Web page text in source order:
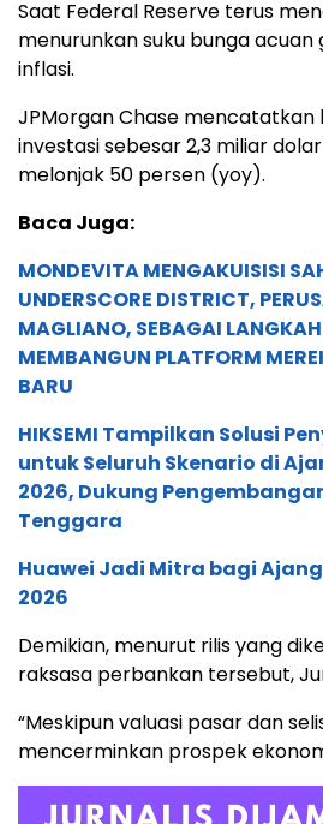
Saat Federal Reserve terus
menurunkan suku bunga
inflasi.
JPMorgan Chase
investasi sebesar 2,3 miliar
melonjak 50 persen (yoy).
Baca Juga:
MONDEVITA MENGAKUISISI
UNDERSCORE DISTRICT,
MAGLIANO, SEBAGAI
MEMBANGUN PLATFORM
BARU
HIKSEMI Tampilkan Solusi
untuk Seluruh Skenario di
2026, Dukung
Tenggara
Huawei Jadi Mitra bagi Ajang
2026
Demikian, menurut rilis yang
raksasa perbankan tersebut,
“Meskipun valuasi pasar dan
mencerminkan prospek